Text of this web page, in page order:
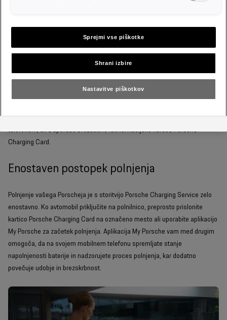
aplikacije My Porsche, ki povezuje vaš avtomobil z vašim mobilnim
telefonom, ali z uporabo brezstične identifikacijske kartice Porsche
Charging Card.
Enostaven postopek polnjenja
Polnjenje vašega Porscheja je s storitvijo Porsche Charging Service zelo
enostavno. Ko avtomobil priključite na polnilnico, preprosto prislonite
kartico Porsche Charging Card na označeno mesto ali uporabite aplikacijo
My Porsche za začetek polnjenja. Aplikacija My Porsche vam med drugim
omogoča, da na svojem mobilnem telefonu spremljate stanje
napolnjenosti baterije in nadzorujete proces polnjenja, kar dodatno
povečuje udobje in brezskrbnost.
Sprejmi vse piškotke
Shrani izbire
Nastavitve piškotkov